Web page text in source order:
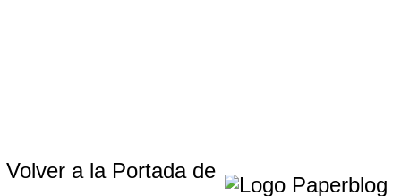
Volver a la Portada de